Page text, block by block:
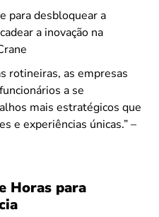
para desbloquear a
a inovação na
rotineiras, as empresas
a se
mais estratégicos que
e experiências únicas.” –
Horas para